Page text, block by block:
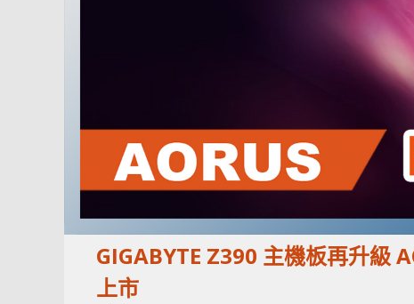
GIGABYTE Z390 主機板再升級
上市